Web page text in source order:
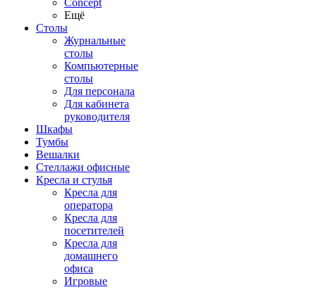
Concept
Ещё
Столы
Журнальные
столы
Компьютерные
столы
Для персонала
Для кабинета
руководителя
Шкафы
Тумбы
Вешалки
Стеллажи офисные
Кресла и стулья
Кресла для
оператора
Кресла для
посетителей
Кресла для
домашнего
офиса
Игровые